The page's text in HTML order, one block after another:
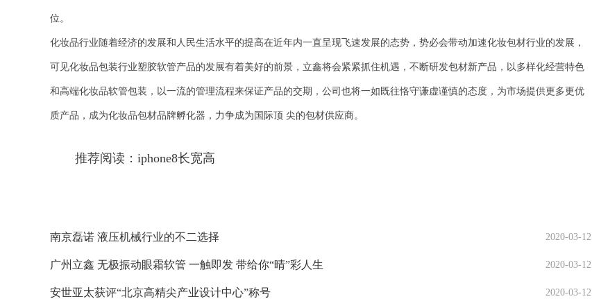
位。
化妆品行业随着经济的发展和人民生活水平的提高在近年内一直呈现飞速发展的态势，势必会带动加速化妆包材行业的发展，
可见化妆品包装行业塑胶软管产品的发展有着美好的前景，立鑫将会紧紧抓住机遇，不断研发包材新产品，以多样化经营特色
和高端化妆品软管包装，以一流的管理流程来保证产品的交期，公司也将一如既往恪守谦虚谨慎的态度，为市场提供更多更优
质产品，成为化妆品包材品牌孵化器，力争成为国际顶 尖的包材供应商。
推荐阅读： iphone8长宽高
2020-03-12
南京磊诺 液压机械行业的不二选择
2020-03-12
广州立鑫 无极振动眼霜软管 一触即发 带给你“晴”彩人生
2020-03-12
安世亚太获评“北京高精尖产业设计中心”称号